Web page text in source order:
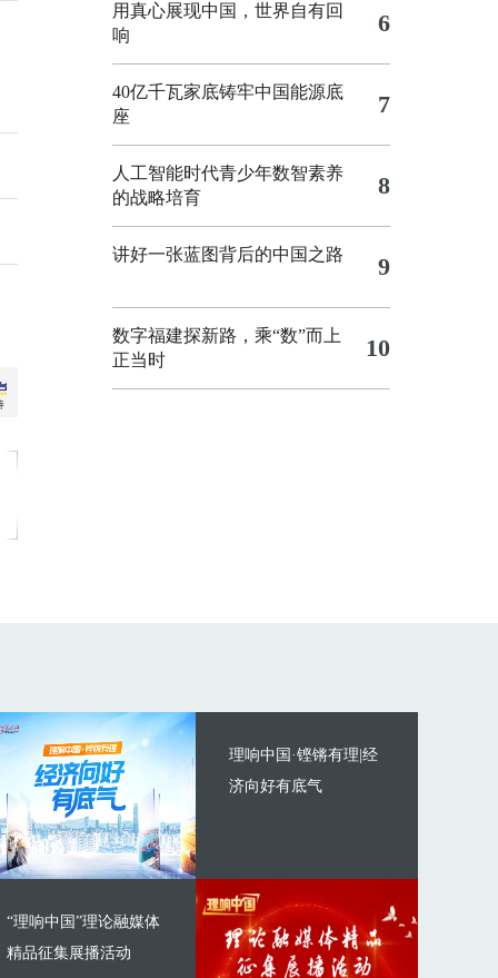
用真心展现中国，世界自有回
响
6
40亿千瓦家底铸牢中国能源底
座
7
人工智能时代青少年数智素养
的战略培育
8
讲好一张蓝图背后的中国之路 9
数字福建探新路，乘“数”而上
正当时
10
理响中国·铿锵有理|经
济向好有底气
“理响中国”理论融媒体
精品征集展播活动